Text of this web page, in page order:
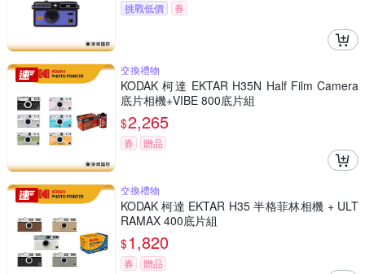
挑戰低價 券
交換禮物
KODAK 柯達 EKTAR H35N Half Film Camera
底片相機+VIBE 800底片組
$2,265
券 贈品
交換禮物
KODAK 柯達 EKTAR H35 半格菲林相機 + ULT
RAMAX 400底片組
$1,820
券 贈品